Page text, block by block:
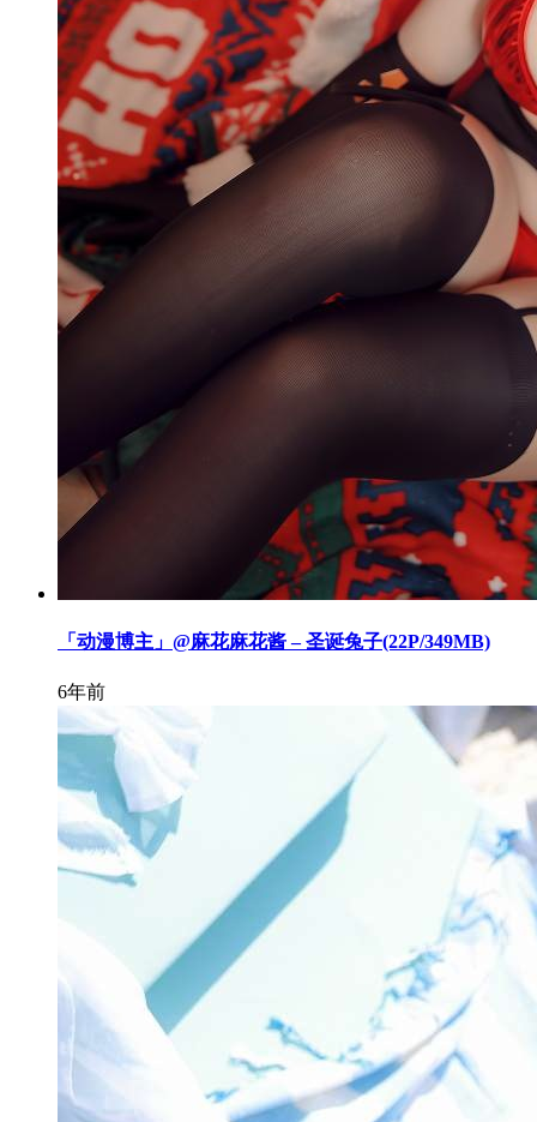
「动漫博主」@麻花麻花酱 – 圣诞兔子(22P/349MB)
6年前